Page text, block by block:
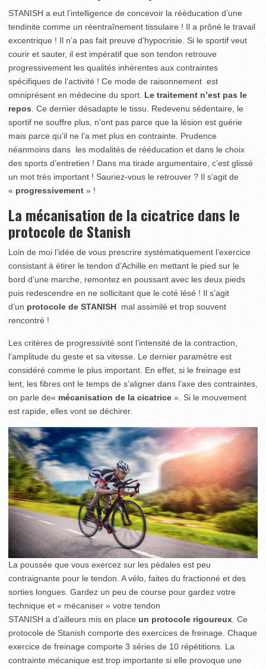
STANISH a eut l’intelligence de concevoir la rééducation d’une
tendinite comme un réentraînement tissulaire ! Il a prôné le travail
excentrique ! Il n’a pas fait preuve d’hypocrisie. Si le sportif veut
courir et sauter, il est impératif que son tendon retrouve
progressivement les qualités inhérentes aux contraintes
spécifiques de l’activité ! Ce mode de raisonnement est
omniprésent en médecine du sport. Le traitement n’est pas le
repos. Ce dernier désadapte le tissu. Redevenu sédentaire, le
sportif ne souffre plus, n’ont pas parce que la lésion est guérie
mais parce qu’il ne l’a met plus en contrainte. Prudence
néanmoins dans les modalités de rééducation et dans le choix
des sports d’entretien ! Dans ma tirade argumentaire, c’est glissé
un mot très important ! Sauriez-vous le retrouver ? Il s’agit de
« progressivement » !
La mécanisation de la cicatrice dans le
protocole de Stanish
Loin de moi l’idée de vous prescrire systématiquement l’exercice
consistant à étirer le tendon d’Achille en mettant le pied sur le
bord d’une marche, remontez en poussant avec les deux pieds
puis redescendre en ne sollicitant que le coté lésé ! Il s’agit
d’un protocole de STANISH mal assimilé et trop souvent
rencontré !
Les critères de progressivité sont l’intensité de la contraction,
l’amplitude du geste et sa vitesse. Le dernier paramètre est
considéré comme le plus important. En effet, si le freinage est
lent, les fibres ont le temps de s’aligner dans l’axe des contraintes,
on parle de« mécanisation de la cicatrice ». Si le mouvement
est rapide, elles vont se déchirer.
La poussée que vous exercez sur les pédales est peu
contraignante pour le tendon. A vélo, faites du fractionné et des
sorties longues. Gardez un peu de course pour gardez votre
technique et « mécaniser » votre tendon
STANISH a d’ailleurs mis en place un protocole rigoureux . Ce
protocole de Stanish comporte des exercices de freinage. Chaque
exercice de freinage comporte 3 séries de 10 répétitions. La
contrainte mécanique est trop importante si elle provoque une